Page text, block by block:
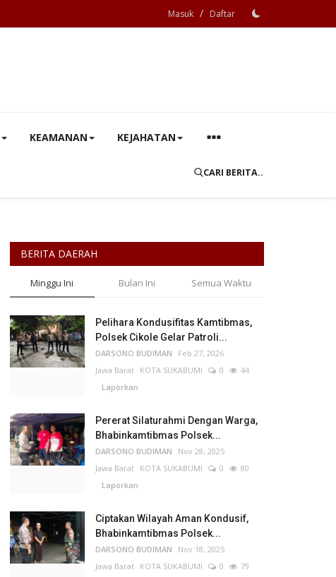
Masuk / Daftar
KEAMANAN KEJAHATAN
CARI BERITA..
BERITA DAERAH
Minggu Ini Bulan Ini Semua Waktu
Pelihara Kondusifitas Kamtibmas,
Polsek Cikole Gelar Patroli...
DARSONO BUDIMAN
Feb 27, 2026
Jawa Barat KOTA SUKABUMI 0
44
Laporkan
Pererat Silaturahmi Dengan Warga,
Bhabinkamtibmas Polsek...
DARSONO BUDIMAN
Nov 28, 2025
Jawa Barat KOTA SUKABUMI 0
80
Laporkan
Ciptakan Wilayah Aman Kondusif,
Bhabinkamtibmas Polsek...
DARSONO BUDIMAN
Nov 18, 2025
Jawa Barat KOTA SUKABUMI 0
79